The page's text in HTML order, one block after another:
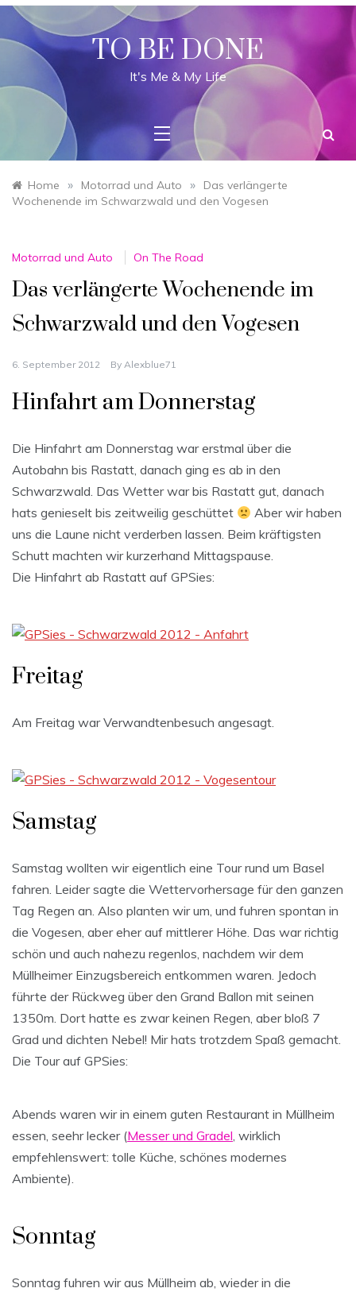
Skip
content
TO BE DONE
It's Me & My Life
Home » Motorrad und Auto »
Das verlängerte
Wochenende im Schwarzwald und den Vogesen
Motorrad und Auto On The Road
Das verlängerte Wochenende im
Schwarzwald und den Vogesen
6. September 2012 By Alexblue71
Hinfahrt am Donnerstag
Die Hinfahrt am Donnerstag war erstmal über die
Autobahn bis Rastatt, danach ging es ab in den
Schwarzwald. Das Wetter war bis Rastatt gut, danach
hats genieselt bis zeitweilig geschüttet
Aber wir haben
uns die Laune nicht verderben lassen. Beim kräftigsten
Schutt machten wir kurzerhand Mittagspause.
Die Hinfahrt ab Rastatt auf GPSies:
Freitag
Am Freitag war Verwandtenbesuch angesagt.
Samstag
Samstag wollten wir eigentlich eine Tour rund um Basel
fahren. Leider sagte die Wettervorhersage für den ganzen
Tag Regen an. Also planten wir um, und fuhren spontan in
die Vogesen, aber eher auf mittlerer Höhe. Das war richtig
schön und auch nahezu regenlos, nachdem wir dem
Müllheimer Einzugsbereich entkommen waren. Jedoch
führte der Rückweg über den Grand Ballon mit seinen
1350m. Dort hatte es zwar keinen Regen, aber bloß 7
Grad und dichten Nebel! Mir hats trotzdem Spaß gemacht.
Die Tour auf GPSies:
Abends waren wir in einem guten Restaurant in Müllheim
essen, seehr lecker (Messer und Gradel, wirklich
empfehlenswert: tolle Küche, schönes modernes
Ambiente).
Sonntag
Sonntag fuhren wir aus Müllheim ab, wieder in die